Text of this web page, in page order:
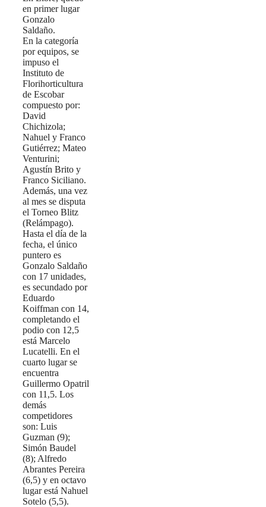
en primer lugar
Gonzalo
Saldaño.
En la categoría
por equipos, se
impuso el
Instituto de
Florihorticultura
de Escobar
compuesto por:
David
Chichizola;
Nahuel y Franco
Gutiérrez; Mateo
Venturini;
Agustín Brito y
Franco Siciliano.
Además, una vez
al mes se disputa
el Torneo Blitz
(Relámpago).
Hasta el día de la
fecha, el único
puntero es
Gonzalo Saldaño
con 17 unidades,
es secundado por
Eduardo
Koiffman con 14,
completando el
podio con 12,5
está Marcelo
Lucatelli. En el
cuarto lugar se
encuentra
Guillermo Opatril
con 11,5. Los
demás
competidores
son: Luis
Guzman (9);
Simón Baudel
(8); Alfredo
Abrantes Pereira
(6,5) y en octavo
lugar está Nahuel
Sotelo (5,5).